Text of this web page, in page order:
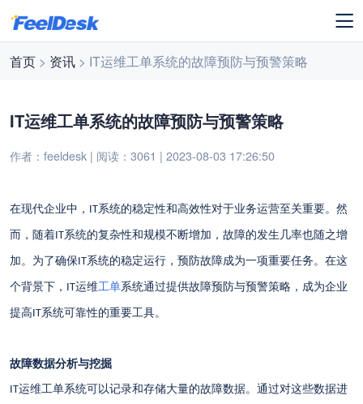
首页 > 资讯 > IT运维工单系统的故障预防与预警策略
IT运维工单系统的故障预防与预警策略
作者：feeldesk | 阅读：3061 | 2023-08-03 17:26:50
在现代企业中， IT系统的稳定性和高效性对于业务运营至关重要。然
而，随着IT系统的复杂性和规模不断增加，故障的发生几率也随之增
加。为了确保IT系统的稳定运行，预防故障成为一项重要任务。在这
个背景下， IT运维工单系统通过提供故障预防与预警策略，成为企业
提高IT系统可靠性的重要工具。
故障数据分析与挖掘
IT运维工单系统可以记录和存储大量的故障数据。通过对这些数据进